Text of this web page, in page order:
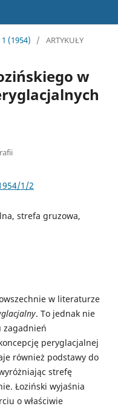
(1954) / ARTYKUŁY
w
1/2
strefa gruzowa,
w literaturze
. To jednak nie
zagadnień
peryglacjalnej
również podstawy do
strefę
Łoziński wyjaśnia
o właściwie